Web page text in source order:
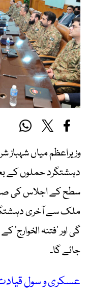
وزیراعظم میاں شہباز
دہشتگرد حملوں کے
سطح کے اجلاس کی
ملک سے آخری
گی اور ‘فتنہ الخوارج’
جائے گا۔
عسکری و سول